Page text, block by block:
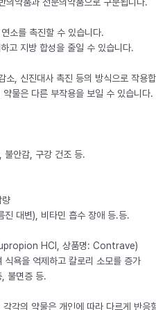
소를 촉진할 수 있습니다.
고 지방 합성을 줄일 수 있습니다.
소, 신진대사 촉진 등의 방식으로 작용
물은 다른 부작용을 보일 수 있습니다.
불안감, 구강 건조 등.
량
대변), 비타민 흡수 장애 등.등.
HCl, 상품명: Contrave)
욕을 억제하고 칼로리 소모를 증가
불면증 등.
각의 약물은 개인에 따라 다르게 반응